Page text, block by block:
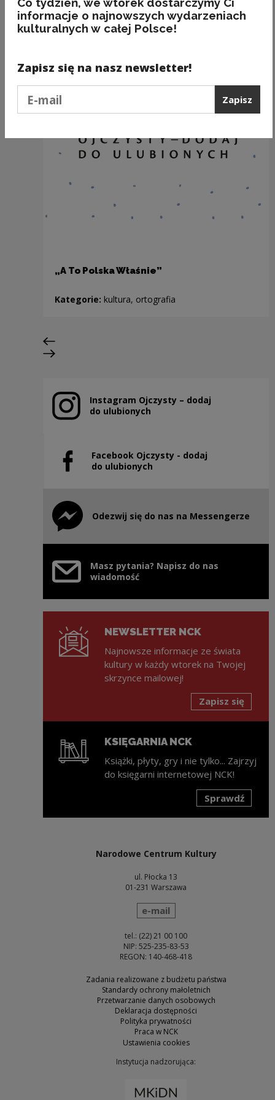
Zobacz również
„A To Polska Właśnie”
Kategorie: kultura, ortografia
Poprzedni slajd
Następny slajd
Instagram Ojczysty – dodaj
do ulubionych
Uwaga, link zostanie otwarty w nowym oknie
Facebook Ojczysty - dodaj
do ulubionych
Uwaga, link zostanie otwarty w nowym oknie
Odezwij się do nas na Messengerze
Uwaga, link zostanie otwarty w nowym oknie
Masz pytania? Napisz do nas
wiadomość
NEWSLETTER NCK
Najnowsze informacje ze świata
kultury w każdy wtorek na Twojej
skrzynce mailowej!
Zapisz się
KSIĘGARNIA NCK
Książki, płyty, gry i nie tylko... Zajrzyj
do księgarni internetowej NCK!
Sprawdź
Narodowe Centrum Kultury
ul. Płocka 13
01-231 Warszawa
wyślij wiadomość
e-mail
tel.: (22) 21 00 100
NIP: 525-235-83-53
REGON: 140-468-418
Zadania realizowane z budżetu państwa
Standardy ochrony małoletnich
Przetwarzanie danych osobowych
Deklaracja dostępności
Polityka prywatności
Praca w NCK
Ustawienia cookies
Instytucja nadzorująca:
Co tydzień, we wtorek dostarczymy Ci
informacje o najnowszych wydarzeniach
kulturalnych w całej Polsce!
Zapisz się na nasz newsletter!
Zapisz